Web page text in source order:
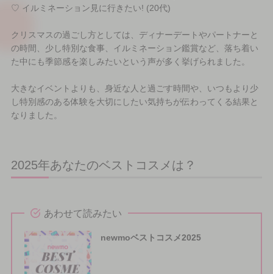
♡ イルミネーション見に行きたい! (20代)
クリスマスの過ごし方としては、ディナーデートやパートナーと
の時間、少し特別な食事、イルミネーション鑑賞など、落ち着い
た中にも季節感を楽しみたいという声が多く挙げられました。
大きなイベントよりも、身近な人と過ごす時間や、いつもより少
し特別感のある体験を大切にしたい気持ちが伝わってくる結果と
なりました。
2025年あなたのベストコスメは？
あわせて読みたい
newmoベストコスメ2025